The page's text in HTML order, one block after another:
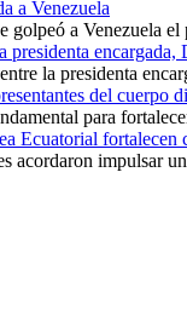
a Venezuela
golpeó a Venezuela
presidenta
la presidenta
del cuerpo
para
Ecuatorial
acordaron impulsar